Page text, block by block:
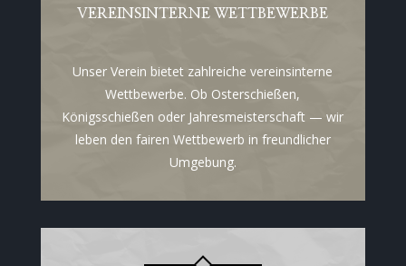
VEREINSINTERNE WETTBEWERBE
Unser Verein bietet zahlreiche vereinsinterne
Wettbewerbe. Ob Osterschießen,
Königsschießen oder Jahresmeisterschaft — wir
leben den fairen Wettbewerb in freundlicher
Umgebung.